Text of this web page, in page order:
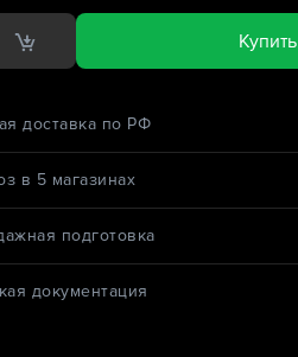
Купить
доставка по РФ
в 5 магазинах
подготовка
документация